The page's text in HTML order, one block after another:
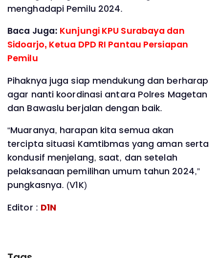
menghadapi Pemilu 2024.
Baca Juga: Kunjungi KPU Surabaya dan
Sidoarjo, Ketua DPD RI Pantau Persiapan
Pemilu
Pihaknya juga siap mendukung dan berharap
agar nanti koordinasi antara Polres Magetan
dan Bawaslu berjalan dengan baik.
“Muaranya, harapan kita semua akan
tercipta situasi Kamtibmas yang aman serta
kondusif menjelang, saat, dan setelah
pelaksanaan pemilihan umum tahun 2024,”
pungkasnya. (V1K)
Editor : D1N